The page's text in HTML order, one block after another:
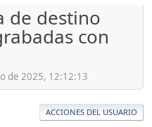
de destino
con
de 2025, 12:12:13
ACCIONES DEL USUARIO